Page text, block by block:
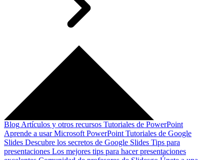
Blog Artículos y otros recursos Tutoriales de PowerPoint
Aprende a usar Microsoft PowerPoint Tutoriales de Google
Slides Descubre los secretos de Google Slides Tips para
presentaciones Los mejores tips para hacer presentaciones